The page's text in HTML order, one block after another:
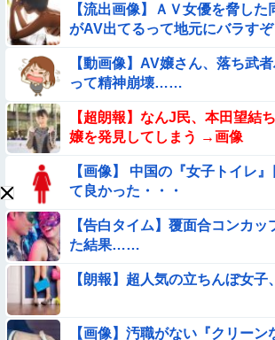
【画像】女さん「彼氏が強制わいせつで捕
来た」ﾊﾟｼｬｯ
【動画】ピザ屋のバイト女、クッソせこい
て炎上
【動画】南米系のデカパイぽっちゃり女さ
ｗｗｗｗｗｗｗ
【要審議】４歳娘が描いたママのお尻ｗｗ
【動画】海外の変態、レベチｗｗｗｗｗｗｗ
【動画】ロシアの少年、姉（14）の水着姿
ｗｗｗｗｗ
【動画あり】ボーイッシュ美少女「どうし
む？❤」
【参考画像】脱がしたら『残念オッパイ』
【流出画像】ＡＶ女優を脅し
がAV出てるって地元にバラすぞ
【動画像】AV嬢さん、落ち武
って精神崩壊……
【超朗報】なんJ民、本田望結
嬢を発見してしまう →画像
【画像】 中国の『女子トイレ
て良かった・・・
【告白タイム】覆面合コンカッ
た結果……
【朗報】超人気の立ちんぼ女子
【画像】汚職がない『クリー